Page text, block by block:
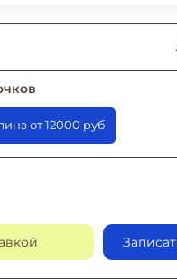
линз от 12000 руб